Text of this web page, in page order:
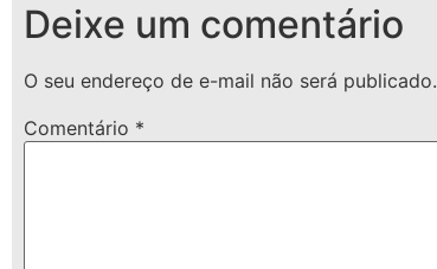
Deixe um comentário
O seu endereço de e-mail não será publicado.
Comentário *